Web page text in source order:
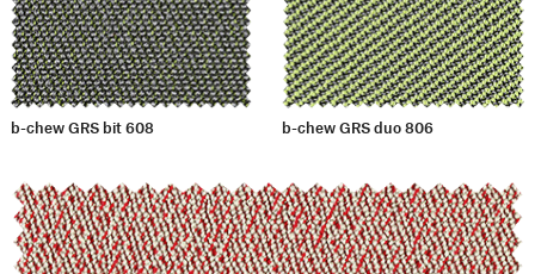
b-chew GRS bit 608 b-chew GRS duo 806